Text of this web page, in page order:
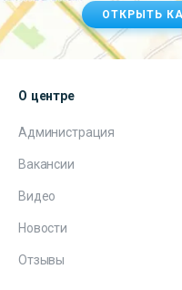
ОТКРЫТЬ
О центре
Администрация
Вакансии
Видео
Новости
Отзывы